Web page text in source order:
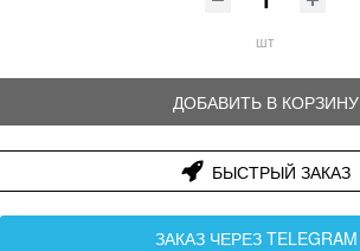
шт
ДОБАВИТЬ В КОРЗИНУ
БЫСТРЫЙ ЗАКАЗ
ЗАКАЗ ЧЕРЕЗ TELEGRAM